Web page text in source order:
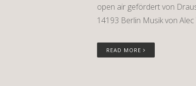
open air gefördert von
14193 Berlin Musik von
READ MORE